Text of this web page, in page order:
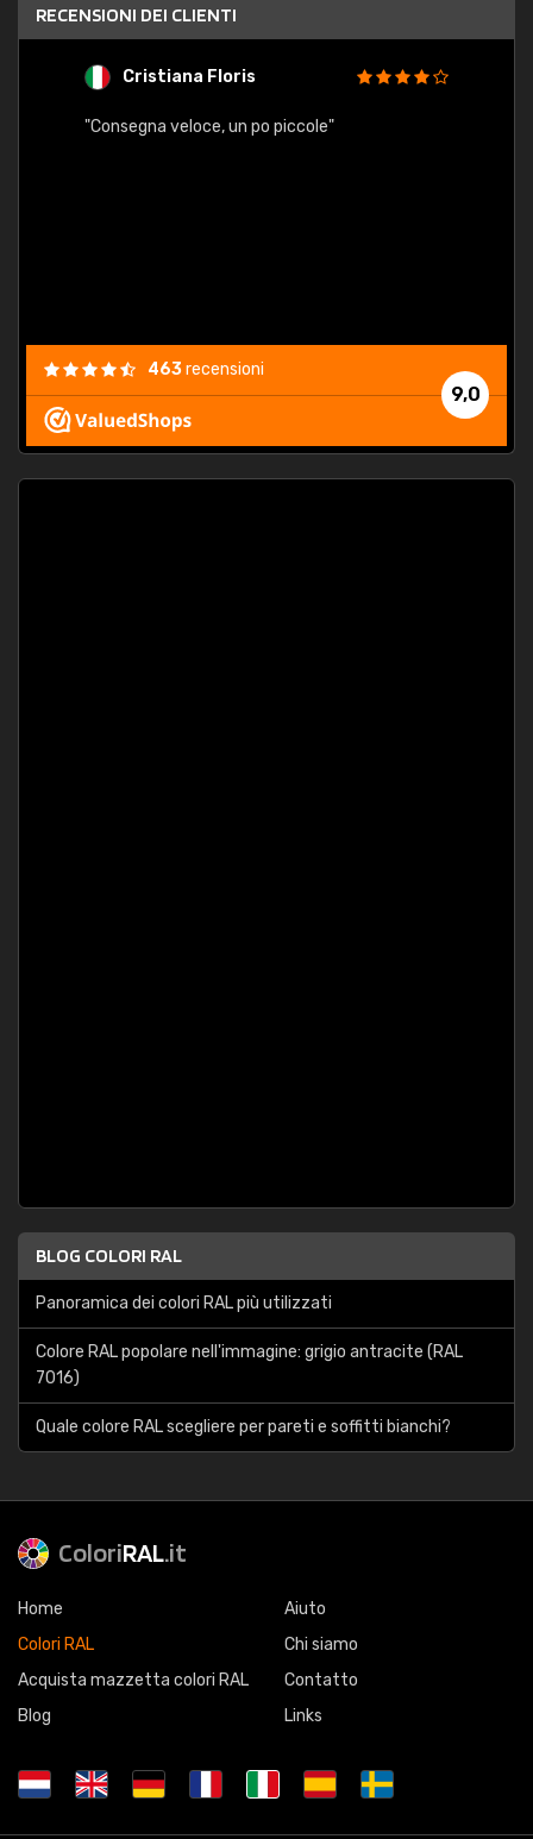
RECENSIONI DEI CLIENTI
Cristiana Floris
"Consegna veloce, un po piccole"
9,0
463recensioni
BLOG COLORI RAL
Panoramica dei colori RAL più utilizzati
Colore RAL popolare nell'immagine: grigio antracite (RAL
7016)
Quale colore RAL scegliere per pareti e soffitti bianchi?
ColoriRAL.it
Home
Colori RAL
Acquista mazzetta colori RAL
Blog
Aiuto
Chi siamo
Contatto
Links